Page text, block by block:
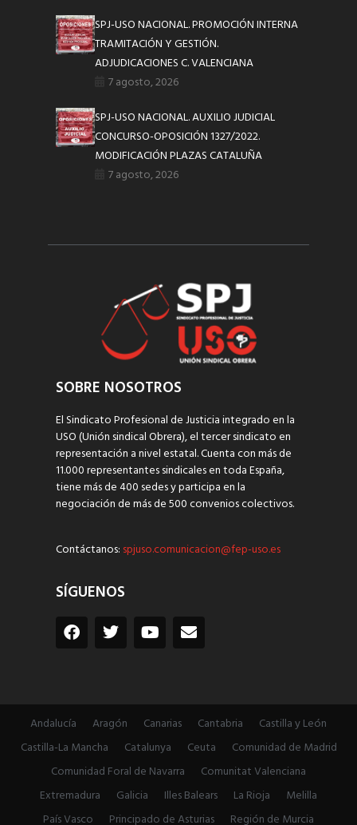
SPJ-USO NACIONAL. PROMOCIÓN INTERNA
TRAMITACIÓN Y GESTIÓN.
ADJUDICACIONES C. VALENCIANA
7 agosto, 2026
SPJ-USO NACIONAL. AUXILIO JUDICIAL
CONCURSO-OPOSICIÓN 1327/2022.
MODIFICACIÓN PLAZAS CATALUÑA
7 agosto, 2026
SOBRE NOSOTROS
El Sindicato Profesional de Justicia integrado en la
USO (Unión sindical Obrera), el tercer sindicato en
representación a nivel estatal. Cuenta con más de
11.000 representantes sindicales en toda España,
tiene más de 400 sedes y participa en la
negociación de más de 500 convenios colectivos.
Contáctanos: spjuso.comunicacion@fep-uso.es
SÍGUENOS
Andalucía Aragón Canarias Cantabria
Castilla y León
Castilla-La Mancha
Catalunya Ceuta
Comunidad de Madrid
Comunidad Foral de Navarra
Comunitat Valenciana
Extremadura
Galicia Illes Balears La Rioja
Melilla
País Vasco
Principado de Asturias Región de Murcia